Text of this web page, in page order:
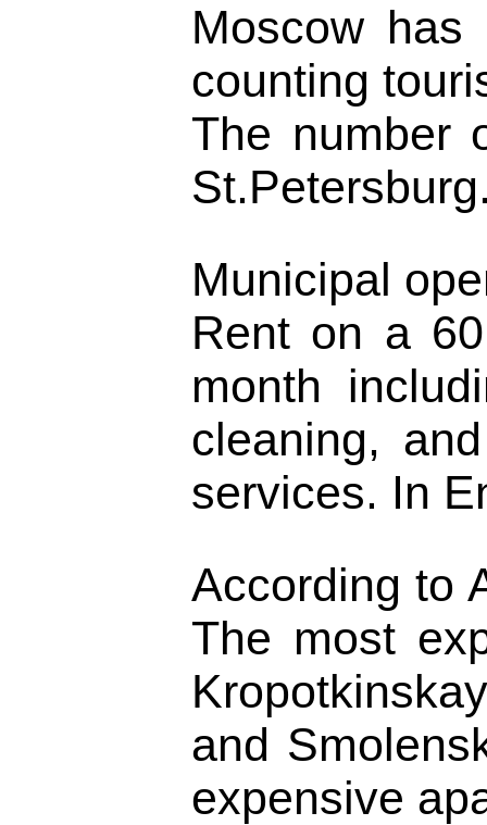
Moscow
counting
The number
Municipal
Rent on a
month
cleaning,
services. In
According to
The most
and
expensive